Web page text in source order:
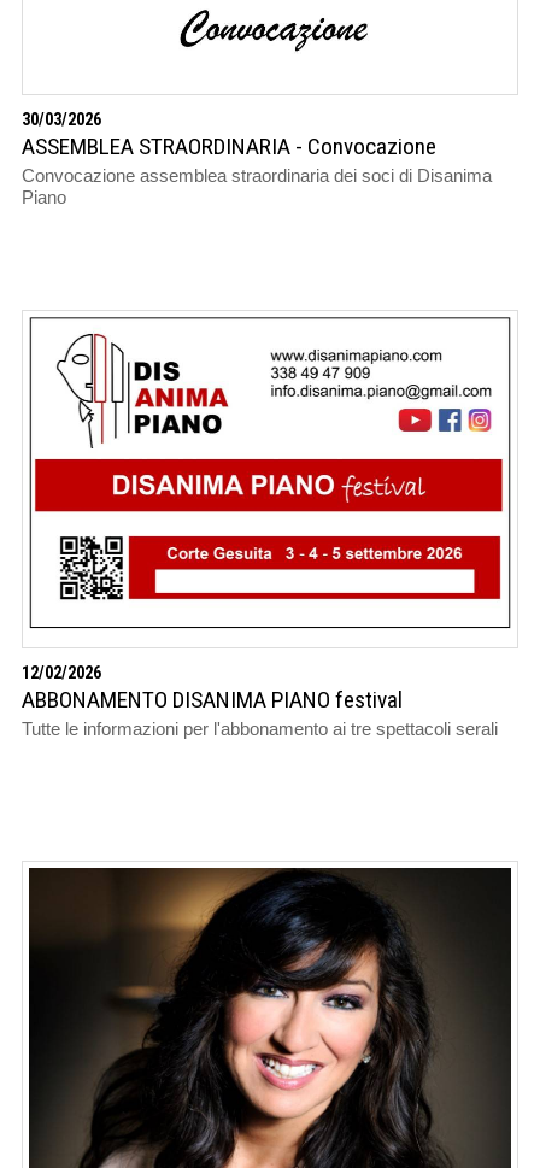
30/03/2026
ASSEMBLEA STRAORDINARIA - Convocazione
Convocazione assemblea straordinaria dei soci di Disanima
Piano
12/02/2026
ABBONAMENTO DISANIMA PIANO festival
Tutte le informazioni per l'abbonamento ai tre spettacoli serali